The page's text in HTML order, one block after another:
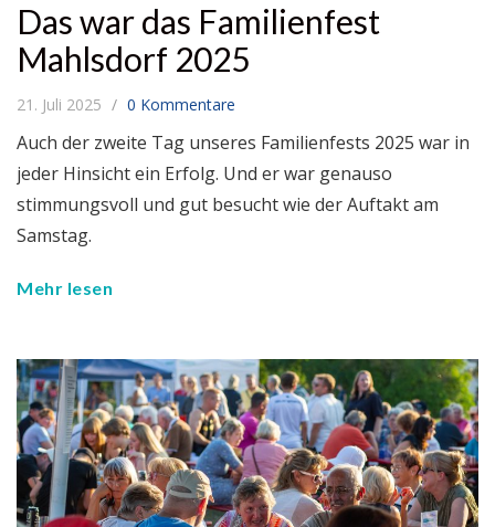
Das war das Familienfest
Mahlsdorf 2025
21. Juli 2025 0 Kommentare
Auch der zweite Tag unseres Familienfests 2025 war in
jeder Hinsicht ein Erfolg. Und er war genauso
stimmungsvoll und gut besucht wie der Auftakt am
Samstag.
Mehr lesen